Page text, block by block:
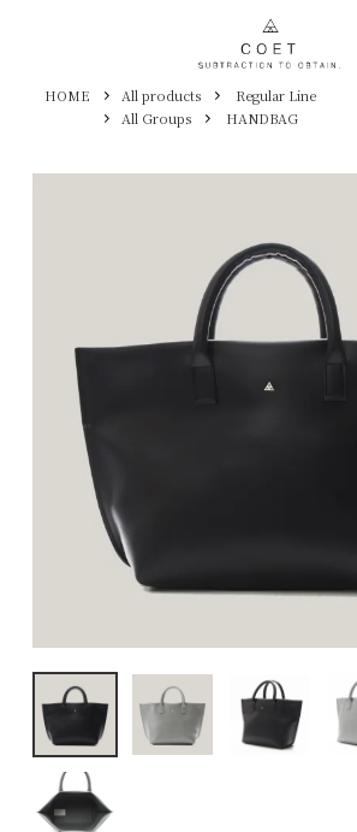
HOME All products
Regular Line
All Groups
HANDBAG